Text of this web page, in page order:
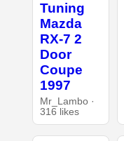
Tuning
Mazda
RX-7 2
Door
Coupe
1997
Mr_Lambo ·
316 likes